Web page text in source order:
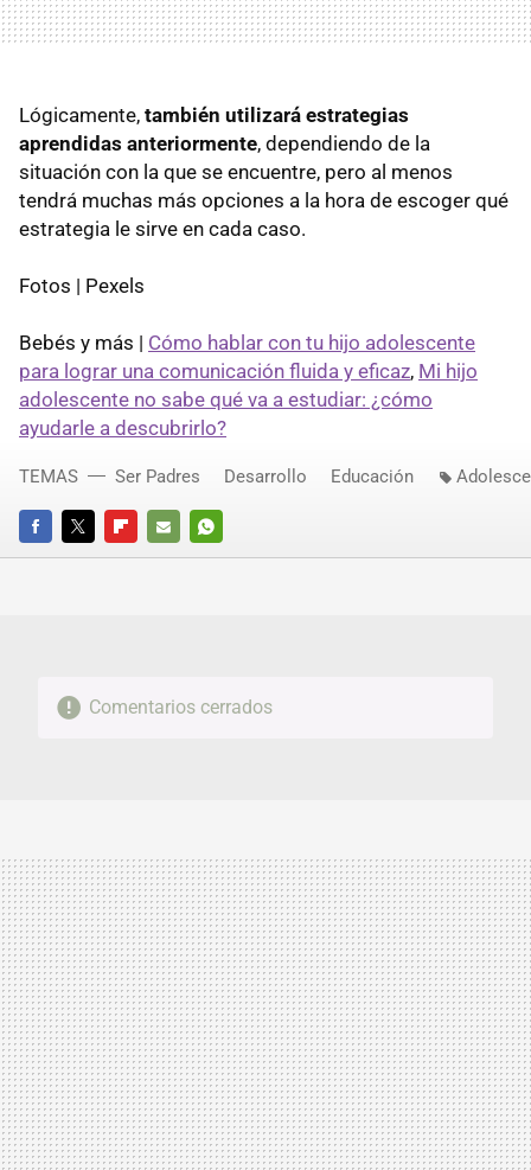
Lógicamente, también utilizará estrategias
aprendidas anteriormente, dependiendo de la
situación con la que se encuentre, pero al menos
tendrá muchas más opciones a la hora de escoger qué
estrategia le sirve en cada caso.
Fotos | Pexels
Bebés y más | Cómo hablar con tu hijo adolescente
para lograr una comunicación fluida y eficaz, Mi hijo
adolescente no sabe qué va a estudiar: ¿cómo
ayudarle a descubrirlo?
FACEBOOKTWITTERFLIPBOARD
E-
WHATSAPP
TEMAS Ser Padres Desarrollo Educación
Comentarios cerrados